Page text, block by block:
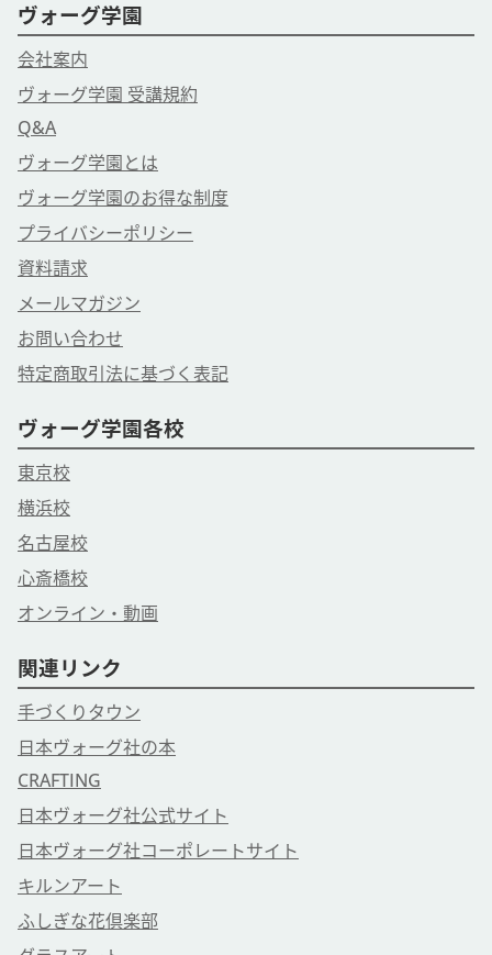
ヴォーグ学園
会社案内
ヴォーグ学園 受講規約
Q&A
ヴォーグ学園とは
ヴォーグ学園のお得な制度
プライバシーポリシー
資料請求
メールマガジン
お問い合わせ
特定商取引法に基づく表記
ヴォーグ学園各校
東京校
横浜校
名古屋校
心斎橋校
オンライン・動画
関連リンク
手づくりタウン
日本ヴォーグ社の本
CRAFTING
日本ヴォーグ社公式サイト
日本ヴォーグ社コーポレートサイト
キルンアート
ふしぎな花倶楽部